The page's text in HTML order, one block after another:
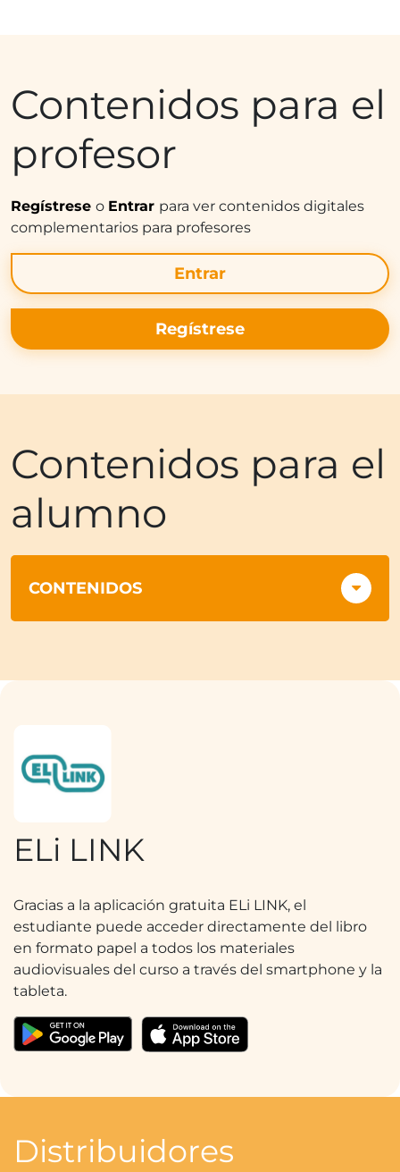
Contenidos para el
profesor
Regístrese o Entrar para ver contenidos digitales
complementarios para profesores
Entrar
Regístrese
Contenidos para el
alumno
CONTENIDOS
ELi LINK
Gracias a la aplicación gratuita ELi LINK, el
estudiante puede acceder directamente del libro
en formato papel a todos los materiales
audiovisuales del curso a través del smartphone y la
tableta.
Distribuidores